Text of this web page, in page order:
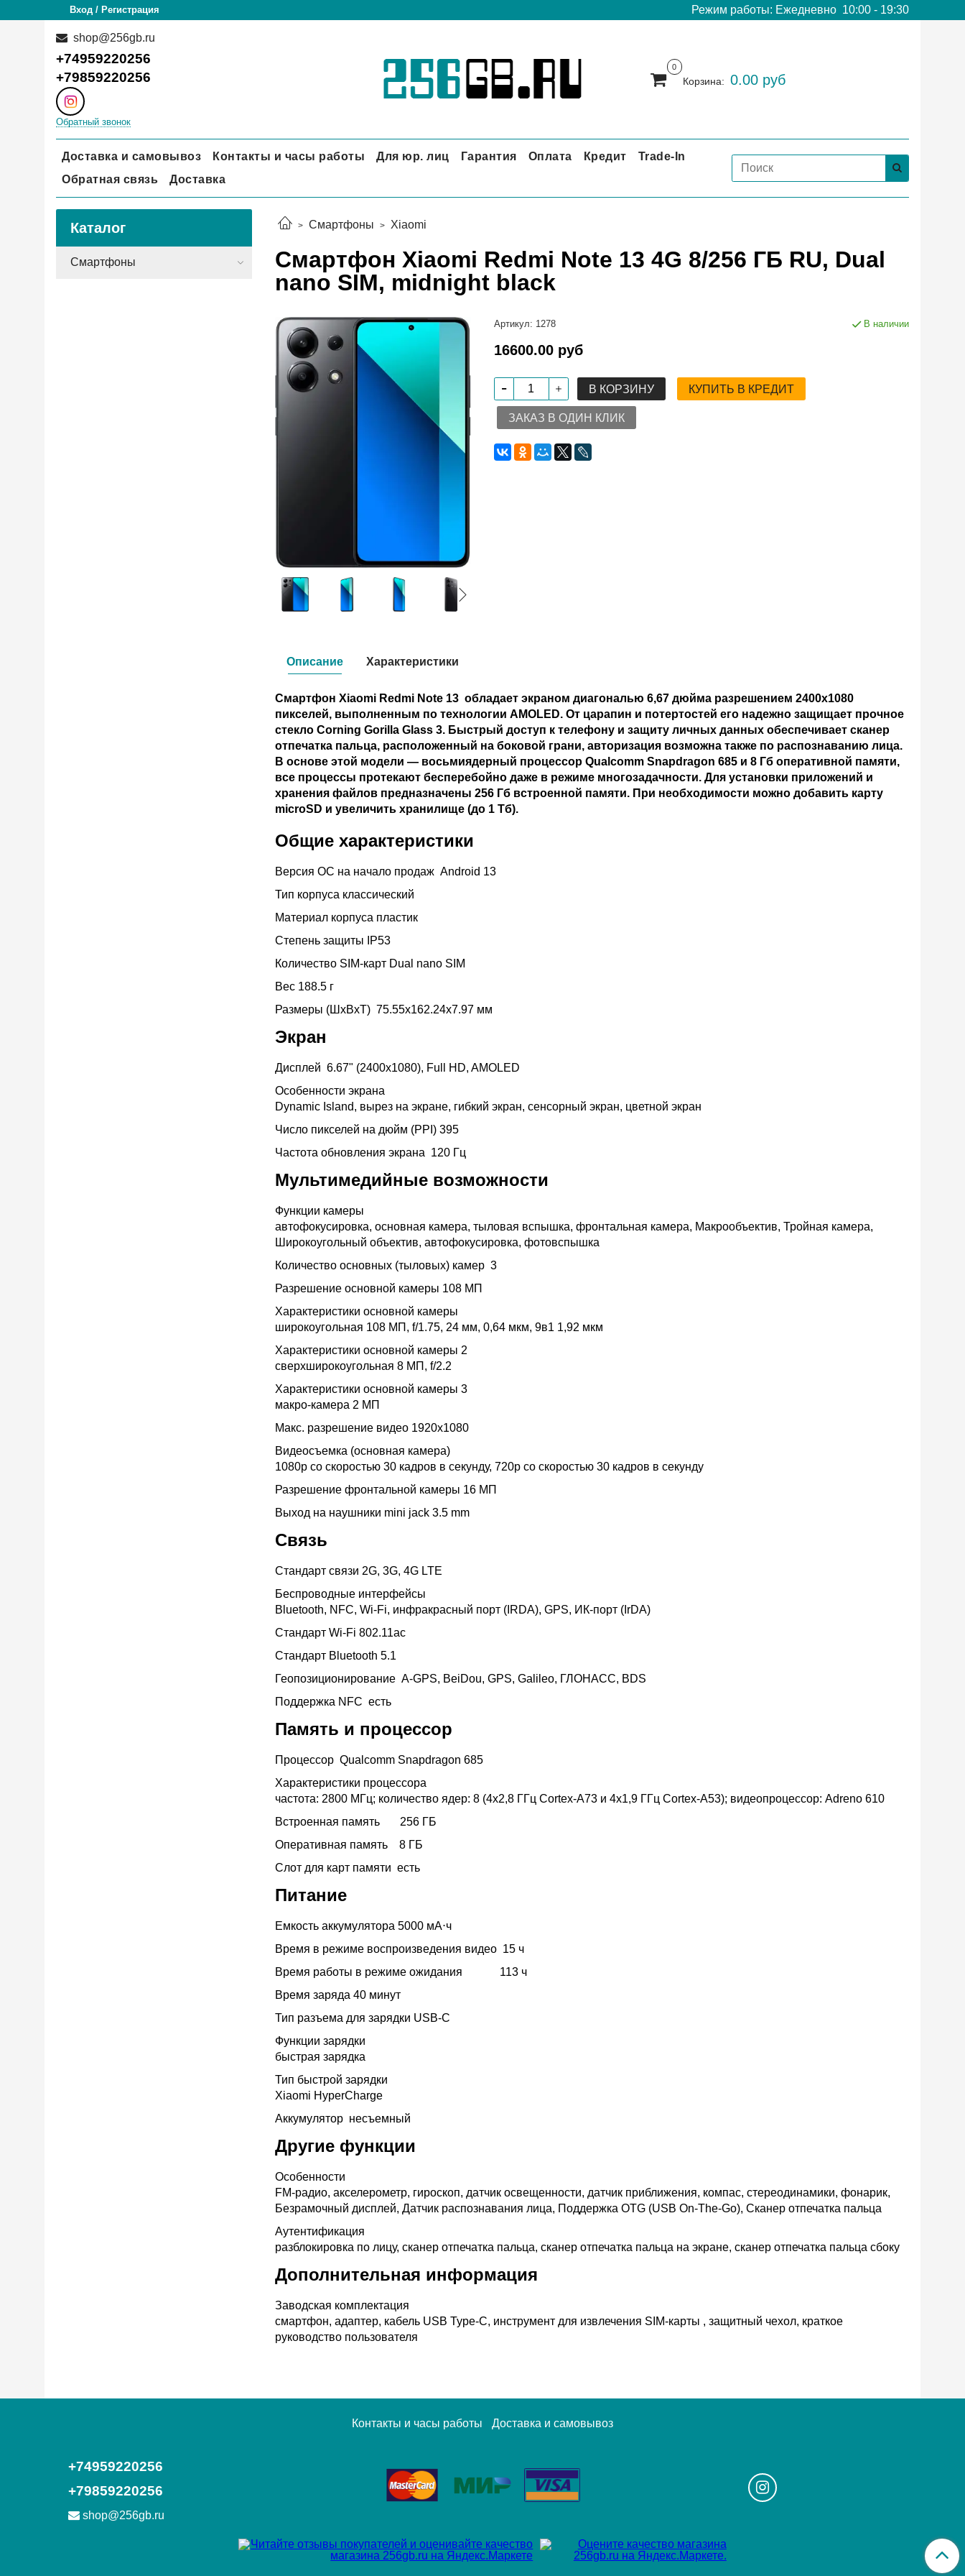
Вход / Регистрация Режим работы: Ежедневно 10:00 - 19:30
shop@256gb.ru
+74959220256
+79859220256
Обратный звонок
0
Корзина: 0.00 руб
Доставка и самовывоз Контакты и часы работы Для юр. лиц Гарантия Оплата Кредит
Trade-In
Обратная связь
Доставка
Смартфоны Xiaomi
Смартфон Xiaomi Redmi Note 13 4G 8/256 ГБ RU, Dual
nano SIM, midnight black
Артикул: 1278 В наличии
16600.00 руб
В КОРЗИНУ КУПИТЬ В КРЕДИТ
ЗАКАЗ В ОДИН КЛИК
Описание
Смартфон Xiaomi Redmi Note 13 обладает экраном диагональю 6,67 дюйма разрешением 2400x1080
пикселей, выполненным по технологии AMOLED. От царапин и потертостей его надежно защищает прочное
стекло Corning Gorilla Glass 3. Быстрый доступ к телефону и защиту личных данных обеспечивает сканер
отпечатка пальца, расположенный на боковой грани, авторизация возможна также по распознаванию лица.
В основе этой модели — восьмиядерный процессор Qualcomm Snapdragon 685 и 8 Гб оперативной памяти,
все процессы протекают бесперебойно даже в режиме многозадачности. Для установки приложений и
хранения файлов предназначены 256 Гб встроенной памяти. При необходимости можно добавить карту
microSD и увеличить хранилище (до 1 Тб).
Общие характеристики
Версия ОС на начало продаж Android 13
Тип корпуса классический
Материал корпуса пластик
Степень защиты
IP53
Количество SIM-карт Dual nano SIM
Вес 188.5 г
Размеры (ШxВxТ) 75.55x162.24x7.97 мм
Экран
Дисплей 6.67" (2400x1080), Full HD, AMOLED
Особенности экрана
Dynamic Island, вырез на экране, гибкий экран, сенсорный экран, цветной экран
Число пикселей на дюйм (PPI) 395
Частота обновления экрана 120 Гц
Мультимедийные возможности
Функции камеры
автофокусировка, основная камера, тыловая вспышка, фронтальная камера, Макрообъектив, Тройная камера,
Широкоугольный объектив, автофокусировка, фотовспышка
Количество основных (тыловых) камер 3
Разрешение основной камеры 108 МП
Характеристики основной камеры
широкоугольная 108 МП, f/1.75, 24 мм, 0,64 мкм, 9в1 1,92 мкм
Характеристики основной камеры 2
сверхширокоугольная 8 МП, f/2.2
Характеристики основной камеры 3
макро-камера 2 МП
Макс. разрешение видео 1920x1080
Видеосъемка (основная камера)
1080p со скоростью 30 кадров в секунду, 720p со скоростью 30 кадров в секунду
Разрешение фронтальной камеры 16 МП
Выход на наушники mini jack 3.5 mm
Связь
Стандарт связи 2G, 3G, 4G LTE
Беспроводные интерфейсы
Bluetooth, NFC, Wi-Fi, инфракрасный порт (IRDA), GPS, ИК-порт (IrDA)
Стандарт Wi-Fi 802.11ac
Стандарт Bluetooth 5.1
Геопозиционирование A-GPS, BeiDou, GPS, Galileo, ГЛОНАСС, BDS
Поддержка NFC есть
Память и процессор
Процессор Qualcomm Snapdragon 685
Характеристики процессора
частота: 2800 МГц; количество ядер: 8 (4x2,8 ГГц Cortex-A73 и 4x1,9 ГГц Cortex-A53); видеопроцессор: Adreno 610
Встроенная память 256 ГБ
Оперативная память 8 ГБ
Слот для карт памяти есть
Питание
Емкость аккумулятора 5000 мА⋅ч
Время в режиме воспроизведения видео 15 ч
Время работы в режиме ожидания 113 ч
Время заряда 40 минут
Тип разъема для зарядки USB-C
Функции зарядки
быстрая зарядка
Тип быстрой зарядки
Xiaomi HyperCharge
Аккумулятор несъемный
Другие функции
Особенности
FM-радио, акселерометр, гироскоп, датчик освещенности, датчик приближения, компас, стереодинамики, фонарик,
Безрамочный дисплей, Датчик распознавания лица, Поддержка OTG (USB On-The-Go), Сканер отпечатка пальца
Аутентификация
разблокировка по лицу, сканер отпечатка пальца, сканер отпечатка пальца на экране, сканер отпечатка пальца сбоку
Дополнительная информация
Заводская комплектация
смартфон, адаптер, кабель USB Type-C, инструмент для извлечения SIM-карты , защитный чехол, краткое
руководство пользователя
Характеристики
Каталог
Смартфоны
Контакты и часы работы Доставка и самовывоз
+74959220256
+79859220256
shop@256gb.ru